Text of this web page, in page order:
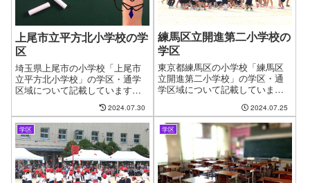
上尾市立平方北小学校の学
区
埼玉県上尾市の小学校「上尾市
立平方北小学校」の学区・通学
区域について記載しています。
新しい住まいを探す時に良くあ
る問題として、お子様の通う学
校の問題があります。やっと見
つけたお気に入りの物件も学校
が変わってしまうからと断念す
るケースもございます。ファイ
ンドゼロではお客様が簡単に、
学区・通学区域を指定して物件
2024.07.30
練馬区立開進第二小学校の
学区
東京都練馬区の小学校「練馬区
立開進第二小学校」の学区・通
学区域について記載していま
くある問題として、お子様の通
う学校の問題があります。やっ
と見つけたお気に入りの物件も
学校が変わってしまうからと断
念するケースがございます。フ
ァインドゼロではお客様が簡単
に、学区・通学区域を指定して
2024.07.25
学区 学区